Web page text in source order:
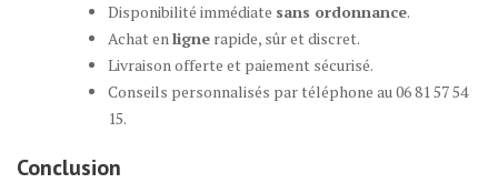
Disponibilité immédiate sans ordonnance.
Achat enligne rapide, sûr et discret.
Livraison offerte et paiement sécurisé.
Conseils personnalisés par téléphone au 06 81 57 54
15.
Conclusion